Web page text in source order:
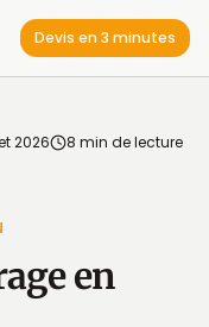
Devis en 3 minutes
2026 8 min de lecture
en